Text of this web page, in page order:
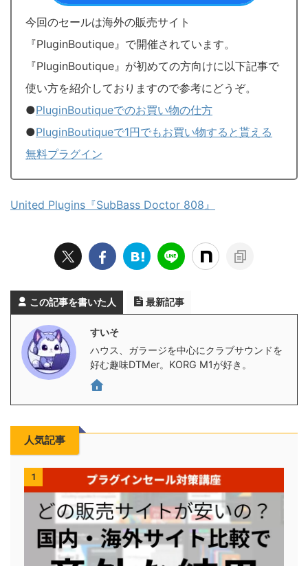
今回のセールは海外の販売サイト
『PluginBoutique』で開催されています。
『PluginBoutique』が初めての方向けに以下記事で
使い方を紹介しておりますので参考にどうぞ。
●PluginBoutiqueでのお買い物の仕方
●PluginBoutiqueで1円でもお買い物すると貰える
無料プラグイン
United Plugins『SubBass Doctor 808』
この記事を書いた人 最新記事
すいそ
ハウス、ガラージを中心にクラブサウンドを
好む趣味DTMer。KORG M1が好き。
人気記事
1